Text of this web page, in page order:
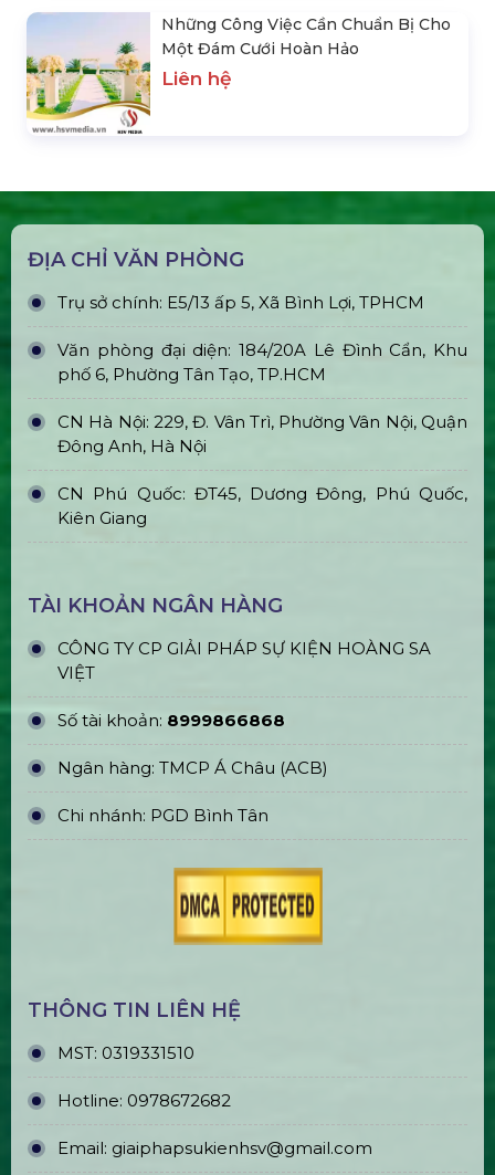
Những Công Việc Cần Chuẩn Bị Cho
Một Đám Cưới Hoàn Hảo
Liên hệ
ĐỊA CHỈ VĂN PHÒNG
Trụ sở chính: E5/13 ấp 5, Xã Bình Lợi, TPHCM
Văn phòng đại diện: 184/20A Lê Đình Cẩn, Khu
phố 6, Phường Tân Tạo, TP.HCM
CN Hà Nội: 229, Đ. Vân Trì, Phường Vân Nội, Quận
Đông Anh, Hà Nội
CN Phú Quốc: ĐT45, Dương Đông, Phú Quốc,
Kiên Giang
TÀI KHOẢN NGÂN HÀNG
CÔNG TY CP GIẢI PHÁP SỰ KIỆN HOÀNG SA
VIỆT
Số tài khoản: 8999866868
Ngân hàng: TMCP Á Châu (ACB)
Chi nhánh: PGD Bình Tân
THÔNG TIN LIÊN HỆ
MST: 0319331510
Hotline: 0978672682
Email: giaiphapsukienhsv@gmail.com